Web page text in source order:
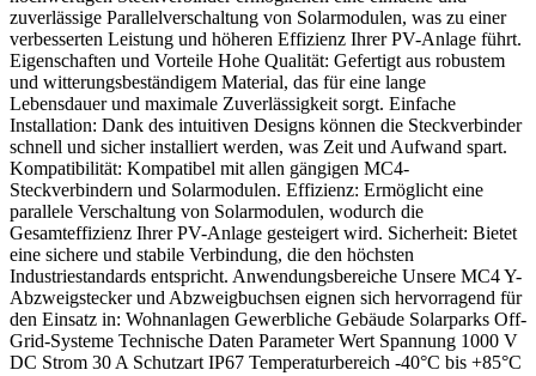
zuverlässige Parallelverschaltung von Solarmodulen, was zu einer
verbesserten Leistung und höheren Effizienz Ihrer PV-Anlage führt.
Eigenschaften und Vorteile Hohe Qualität: Gefertigt aus robustem
und witterungsbeständigem Material, das für eine lange
Lebensdauer und maximale Zuverlässigkeit sorgt. Einfache
Installation: Dank des intuitiven Designs können die Steckverbinder
schnell und sicher installiert werden, was Zeit und Aufwand spart.
Kompatibilität: Kompatibel mit allen gängigen MC4-
Steckverbindern und Solarmodulen. Effizienz: Ermöglicht eine
parallele Verschaltung von Solarmodulen, wodurch die
Gesamteffizienz Ihrer PV-Anlage gesteigert wird. Sicherheit: Bietet
eine sichere und stabile Verbindung, die den höchsten
Industriestandards entspricht. Anwendungsbereiche Unsere MC4 Y-
Abzweigstecker und Abzweigbuchsen eignen sich hervorragend für
den Einsatz in: Wohnanlagen Gewerbliche Gebäude Solarparks Off-
Grid-Systeme Technische Daten Parameter Wert Spannung 1000 V
DC Strom 30 A Schutzart IP67 Temperaturbereich -40°C bis +85°C